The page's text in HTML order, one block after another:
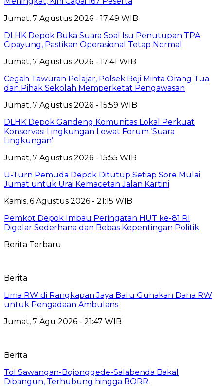
Jumat, 7 Agustus 2026 - 17:49 WIB
DLHK Depok Buka Suara Soal Isu Penutupan TPA
Cipayung, Pastikan Operasional Tetap Normal
Jumat, 7 Agustus 2026 - 17:41 WIB
Cegah Tawuran Pelajar, Polsek Beji Minta Orang Tua
dan Pihak Sekolah Memperketat Pengawasan
Jumat, 7 Agustus 2026 - 15:59 WIB
DLHK Depok Gandeng Komunitas Lokal Perkuat
Konservasi Lingkungan Lewat Forum ‘Suara
Lingkungan’
Jumat, 7 Agustus 2026 - 15:55 WIB
U-Turn Pemuda Depok Ditutup Setiap Sore Mulai
Jumat untuk Urai Kemacetan Jalan Kartini
Kamis, 6 Agustus 2026 - 21:15 WIB
Pemkot Depok Imbau Peringatan HUT ke-81 RI
Digelar Sederhana dan Bebas Kepentingan Politik
Berita Terbaru
Berita
Lima RW di Rangkapan Jaya Baru Gunakan Dana RW
untuk Pengadaan Ambulans
Jumat, 7 Agu 2026 - 21:47 WIB
Berita
Tol Sawangan-Bojonggede-Salabenda Bakal
Dibangun, Terhubung hingga BORR